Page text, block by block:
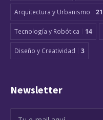
Arquitectura y Urbanismo 21
Tecnología y Robótica 14
Diseño y Creatividad 3
Newsletter